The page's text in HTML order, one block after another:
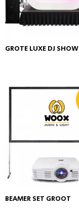
GROTE LUXE DJ SHOW
BEAMER SET GROOT